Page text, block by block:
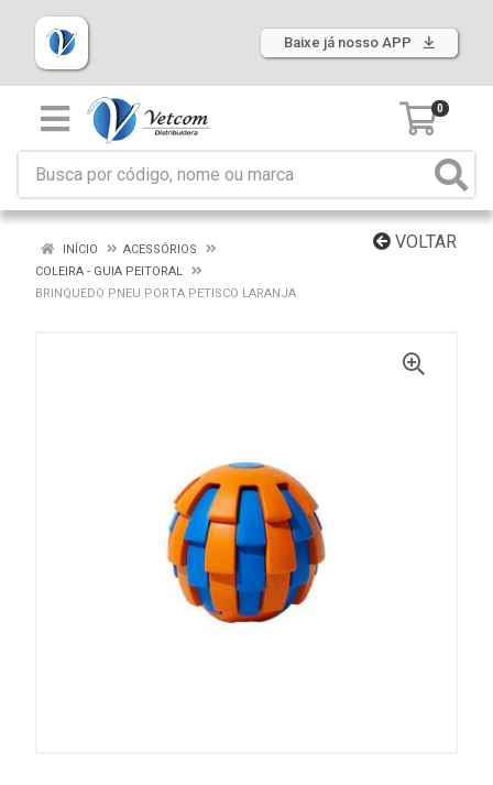
Baixe já nosso APP
0
VOLTAR
INÍCIO
ACESSÓRIOS
COLEIRA - GUIA PEITORAL
BRINQUEDO PNEU PORTA PETISCO LARANJA